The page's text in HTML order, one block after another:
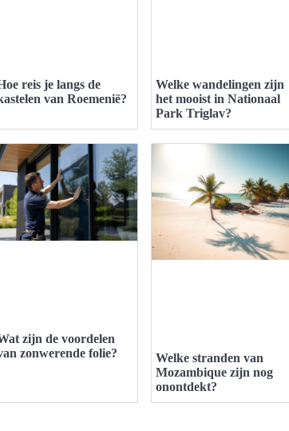
reis je langs de
van Roemenië?
Welke wandelingen zijn
het mooist in Nationaal
Park Triglav?
zijn de voordelen
zonwerende folie?
Welke stranden van
Mozambique zijn nog
onontdekt?